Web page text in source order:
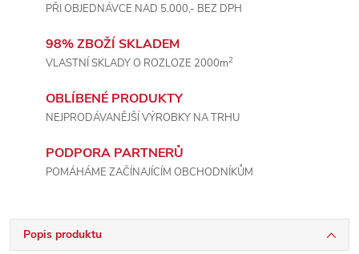
PŘI OBJEDNÁVCE NAD 5.000,- BEZ DPH
98% ZBOŽÍ SKLADEM
VLASTNÍ SKLADY O ROZLOZE 2000m2
OBLÍBENÉ PRODUKTY
NEJPRODÁVANĚJŠÍ VÝROBKY NA TRHU
PODPORA PARTNERŮ
POMÁHÁME ZAČÍNAJÍCÍM OBCHODNÍKŮM
Popis produktu